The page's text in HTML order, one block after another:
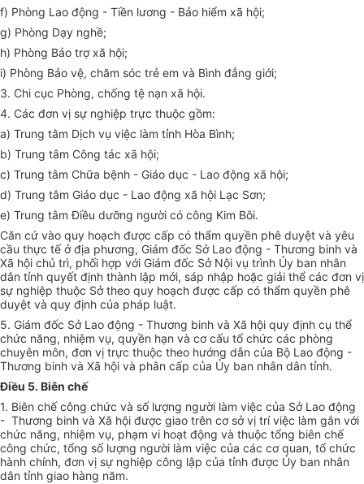
f) Phòng Lao động - Tiền lương - Bảo hiểm xã hội;
g) Phòng Dạy nghề;
h) Phòng Bảo trợ xã hội;
i) Phòng Bảo vệ, chăm sóc trẻ em và Bình đẳng giới;
3. Chi cục Phòng, chống tệ nạn xã hội.
4. Các đơn vị sự nghiệp trực thuộc gồm:
a) Trung tâm Dịch vụ việc làm tỉnh Hòa Bình;
b) Trung tâm Công tác xã hội;
c) Trung tâm Chữa bệnh - Giáo dục - Lao động xã hội;
d) Trung tâm Giáo dục - Lao động xã hội Lạc Sơn;
e) Trung tâm Điều dưỡng người có công Kim Bôi.
Căn cứ vào quy hoạch được cấp có thẩm quyền phê duyệt và yêu
cầu thực tế ở địa phương, Giám đốc Sở Lao động - Thương binh và
Xã hội chủ trì, phối hợp với Giám đốc Sở Nội vụ trình Ủy ban nhân
dân tỉnh quyết định thành lập mới, sáp nhập hoặc giải thể các đơn vị
sự nghiệp thuộc Sở theo quy hoạch được cấp có thẩm quyền phê
duyệt và quy định của pháp luật.
5. Giám đốc Sở Lao động - Thương binh và Xã hội quy định cụ thể
chức năng, nhiệm vụ, quyền hạn và cơ cấu tổ chức các phòng
chuyên môn, đơn vị trực thuộc theo hướng dẫn của Bộ Lao động -
Thương binh và Xã hội và phân cấp của Ủy ban nhân dân tỉnh.
Điều 5. Biên chế
1. Biên chế công chức và số lượng người làm việc của Sở Lao động
- Thương binh và Xã hội được giao trên cơ sở vị trí việc làm gắn với
chức năng, nhiệm vụ, phạm vi hoạt động và thuộc tổng biên chế
công chức, tổng số lượng người làm việc của các cơ quan, tổ chức
hành chính, đơn vị sự nghiệp công lập của tỉnh được Ủy ban nhân
dân tỉnh giao hàng năm.